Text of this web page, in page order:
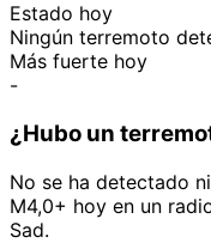
Estado hoy
Ningún terremoto
Más fuerte hoy
-
¿Hubo un
No se ha detectado
M4,0+ hoy en un
Sad.